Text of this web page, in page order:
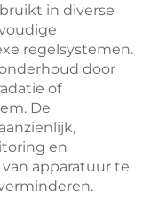
in diverse
regelsystemen.
door
of
De
en
apparatuur te